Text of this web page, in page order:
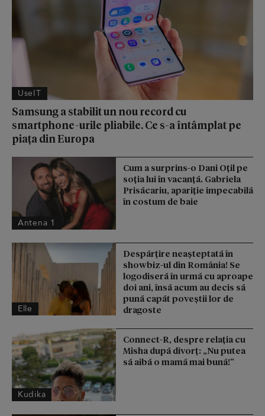
UseIT
Samsung a stabilit un nou record cu
smartphone-urile pliabile. Ce s-a întâmplat pe
piața din Europa
Antena 1
Cum a surprins-o Dani Oțil pe
soția lui în vacanță. Gabriela
Prisăcariu, apariție impecabilă
în costum de baie
Elle
Despărțire neașteptată în
showbiz-ul din România! Se
logodiseră în urmă cu aproape
doi ani, însă acum au decis să
pună capăt poveștii lor de
dragoste
Kudika
Connect-R, despre relația cu
Misha după divorț: „Nu putea
să aibă o mamă mai bună!”